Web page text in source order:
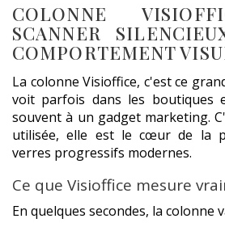
COLONNE
SCANNER
COMPORTEMENT
La colonne Visioffice, c'est ce
voit parfois dans les boutiques
souvent à un gadget marketing.
utilisée, elle est le cœur de la
verres progressifs modernes.
Ce que Visioffice mesure
En quelques secondes, la colonne